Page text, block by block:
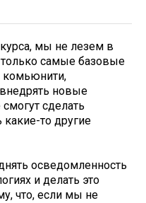
мы не лезем в
самые базовые
комьюнити,
новые
сделать
какие-то другие
осведомленность
и делать это
что, если мы не